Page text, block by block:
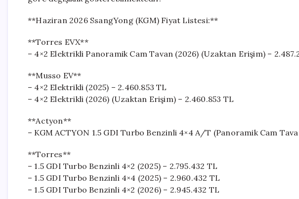
**Haziran 2026 SsangYong (KGM) Fiyat Listesi:**
**Torres EVX**
– 4×2 Elektrikli Panoramik Cam Tavan (2026) (Uzaktan Erişim) –
**Musso EV**
– 4×2 Elektrikli (2025) – 2.460.853 TL
– 4×2 Elektrikli (2026) (Uzaktan Erişim) – 2.460.853 TL
**Actyon**
– KGM ACTYON 1.5 GDI Turbo Benzinli 4×4 A/T (Panoramik Cam
**Torres**
– 1.5 GDI Turbo Benzinli 4×2 (2025) – 2.795.432 TL
– 1.5 GDI Turbo Benzinli 4×4 (2025) – 2.960.432 TL
– 1.5 GDI Turbo Benzinli 4×2 (2026) – 2.945.432 TL